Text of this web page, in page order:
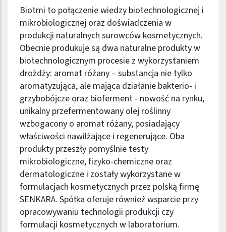
Biotmi to połączenie wiedzy biotechnologicznej i
mikrobiologicznej oraz doświadczenia w
produkcji naturalnych surowców kosmetycznych.
Obecnie produkuje są dwa naturalne produkty w
biotechnologicznym procesie z wykorzystaniem
drożdży: aromat różany – substancja nie tylko
aromatyzująca, ale mająca działanie bakterio- i
grzybobójcze oraz bioferment - nowość na rynku,
unikalny przefermentowany olej roślinny
wzbogacony o aromat różany, posiadający
właściwości nawilżające i regenerujące. Oba
produkty przeszły pomyślnie testy
mikrobiologiczne, fizyko-chemiczne oraz
dermatologiczne i zostały wykorzystane w
formulacjach kosmetycznych przez polską firmę
SENKARA. Spółka oferuje również wsparcie przy
opracowywaniu technologii produkcji czy
formulacji kosmetycznych w laboratorium.